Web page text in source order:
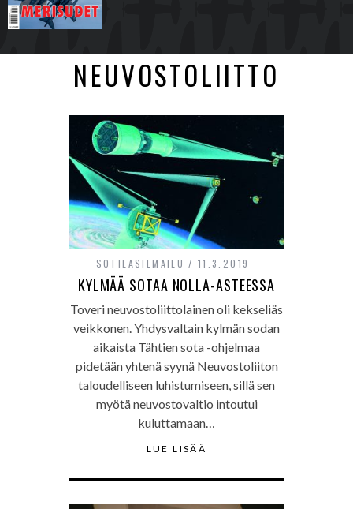
NEUVOSTOLIITTO
SOTILASILMAILU 11.3.2019
KYLMÄÄ SOTAA NOLLA-ASTEESSA
Toveri neuvostoliittolainen oli kekseliäs
veikkonen. Yhdysvaltain kylmän sodan
aikaista Tähtien sota -ohjelmaa
pidetään yhtenä syynä Neuvostoliiton
taloudelliseen luhistumiseen, sillä sen
myötä neuvostovaltio intoutui
kuluttamaan…
LUE LISÄÄ